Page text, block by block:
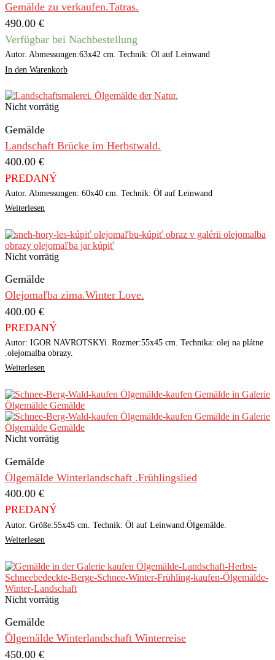
Gemälde zu verkaufen.Tatras.
490.00 €
Verfügbar bei Nachbestellung
Autor. Abmessungen:63x42 cm. Technik: Öl auf Leinwand
In den Warenkorb
Nicht vorrätig
Gemälde
Landschaft Brücke im Herbstwald.
400.00 €
PREDANÝ
Autor. Abmessungen: 60x40 cm. Technik: Öl auf Leinwand
Weiterlesen
Nicht vorrätig
Gemälde
Olejomaľba zima.Winter Love.
400.00 €
PREDANÝ
Autor: IGOR NAVROTSKYi. Rozmer:55x45 cm. Technika: olej na plátne
.olejomalba obrazy.
Weiterlesen
Nicht vorrätig
Gemälde
Ölgemälde Winterlandschaft .Frühlingslied
400.00 €
PREDANÝ
Autor. Größe:55x45 cm. Technik: Öl auf Leinwand.Ölgemälde.
Weiterlesen
Nicht vorrätig
Gemälde
Ölgemälde Winterlandschaft Winterreise
450.00 €